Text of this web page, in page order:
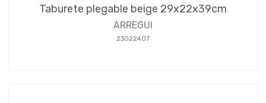
Taburete plegable beige 29x22x39cm
ARREGUI
23022407